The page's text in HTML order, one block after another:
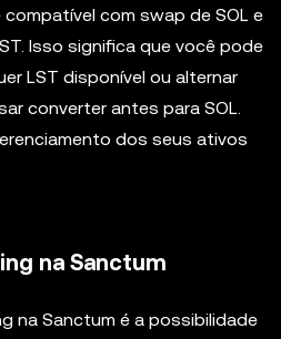
com swap de SOL e
Isso significa que você pode
LST disponível ou alternar
converter antes para SOL.
dos seus ativos
na Sanctum
na Sanctum é a possibilidade